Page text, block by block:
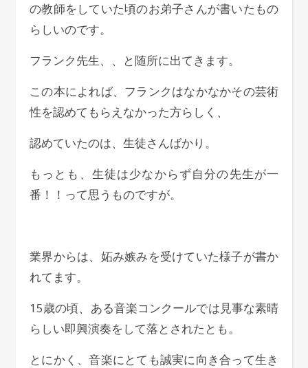
の教師をしていた頃のお弟子さんが書いたもの
らしいのです。
フランク先生、、と随所に出てきます。
この本によれば、フランクはなかなかその芸術
性を認めてもらえなかった方らしく、
認めていたのは、生徒さんばかり。
もっとも、生徒は少なからず自分の先生が一
番！！って思うものですが。
業界からは、妬み嫉みを受けていた様子が書か
れてます。
15歳の頃、ある音楽コンクールでは見事な素晴
らしい即興演奏をして落とされたとも。
とにかく、音楽にとても誠実に向き合って生き